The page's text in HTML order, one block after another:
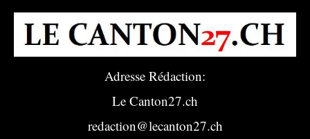
Adresse Rédaction:
Le Canton27.ch
redaction@lecanton27.ch